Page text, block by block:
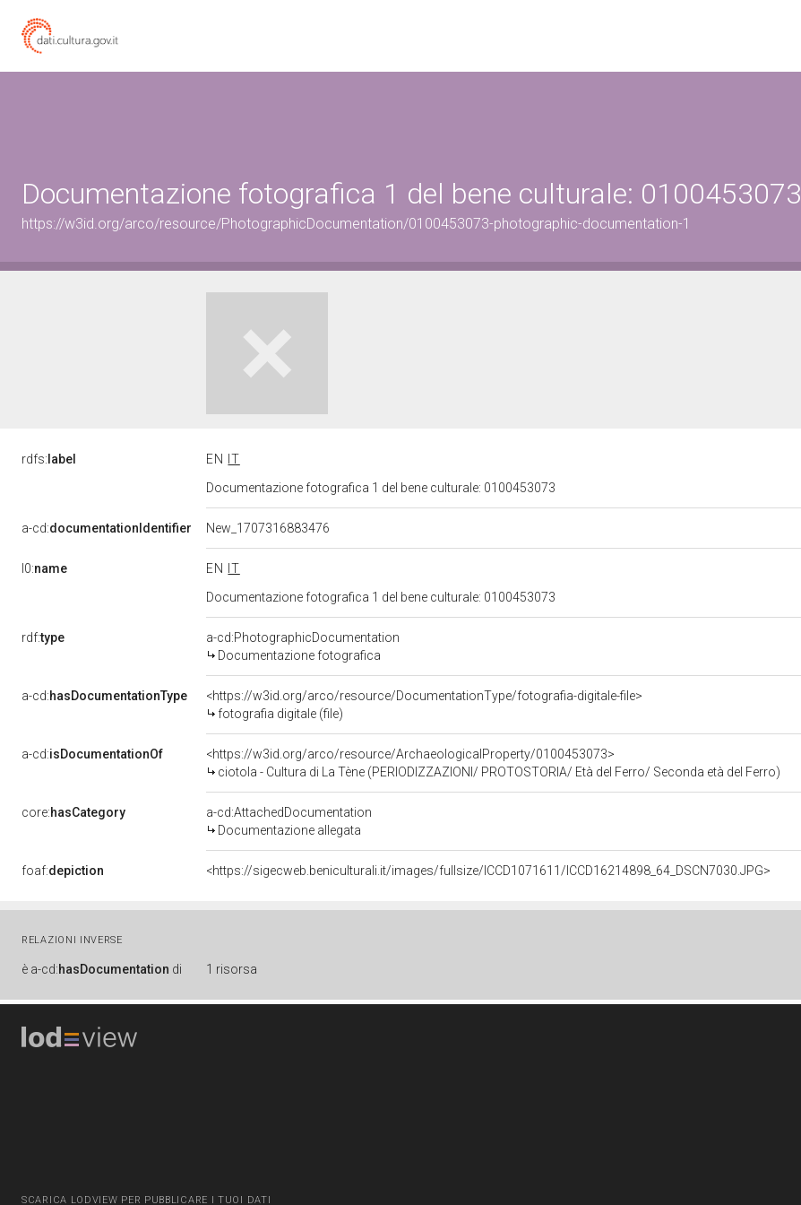
Documentazione fotografica 1 del bene culturale: 0100453073
https://w3id.org/arco/resource/PhotographicDocumentation/0100453073-photographic-documentation-1
rdfs: label EN
IT
Documentazione fotografica 1 del bene culturale: 0100453073
a-cd:documentationIdentifier New_1707316883476
l0:name EN
IT
Documentazione fotografica 1 del bene culturale: 0100453073
rdf:type
a-cd:PhotographicDocumentation
Documentazione fotografica
a-cd:hasDocumentationType
<https://w3id.org/arco/resource/DocumentationType/fotografia-digitale-file>
fotografia digitale (file)
a-cd:isDocumentationOf
<https://w3id.org/arco/resource/ArchaeologicalProperty/0100453073>
ciotola - Cultura di La Tène (PERIODIZZAZIONI/ PROTOSTORIA/ Età del Ferro/ Seconda età del Ferro)
core:hasCategory
a-cd:AttachedDocumentation
Documentazione allegata
foaf:depiction <https://sigecweb.beniculturali.it/images/fullsize/ICCD1071611/ICCD16214898_64_DSCN7030.JPG>
RELAZIONI INVERSE
è a-cd:hasDocumentation di 1 risorsa
SCARICA LODVIEW PER PUBBLICARE I TUOI DATI